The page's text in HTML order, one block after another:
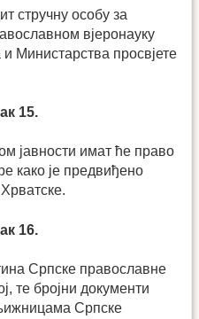
стручну особу за
вјеронауку
и Министарства просвјете
15.
јавности имат ће право
како је предвиђено
16.
Српске православне
те бројни документи
Српске